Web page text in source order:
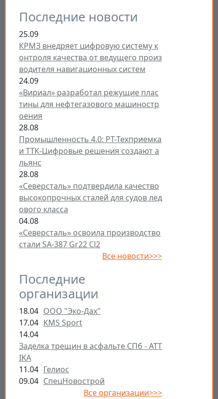
Последние новости
25.09
КРМЗ внедряет цифровую систему к
онтроля качества от ведущего произ
водителя навигационных систем
24.09
«Вириал» разработал режущие плас
тины для нефтегазового машиностр
оения
28.08
Промышленность 4.0: РТ-Техприемка
и ТТК-Цифровые решения создают а
льянс
28.08
«Северсталь» подтвердила качество
высокопрочных сталей для судов лед
ового класса
04.08
«Северсталь» освоила производство
стали SA-387 Gr22 Cl2
Все новости>>>
Последние
организации
18.04 ООО "Эко-Дах"
17.04 KMS Sport
14.04
Заделка трещин в асфальте СПб - ATT
IKA
11.04 Гелиос
09.04 СпецНовострой
Все организации>>>